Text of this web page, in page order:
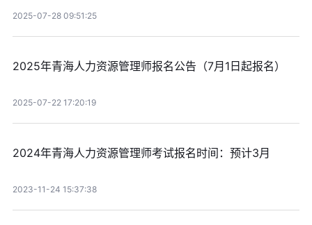
2025-07-28 09:51:25
2025年青海人力资源管理师报名公告（7月1日起报名）
2025-07-22 17:20:19
2024年青海人力资源管理师考试报名时间：预计3月
2023-11-24 15:37:38